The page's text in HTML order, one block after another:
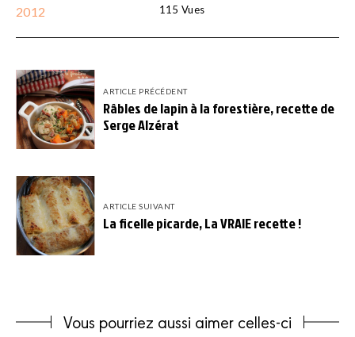
2012
115 Vues
ARTICLE PRÉCÉDENT
Râbles de lapin à la forestière, recette de
Serge Alzérat
ARTICLE SUIVANT
La ficelle picarde, La VRAIE recette !
Vous pourriez aussi aimer celles-ci